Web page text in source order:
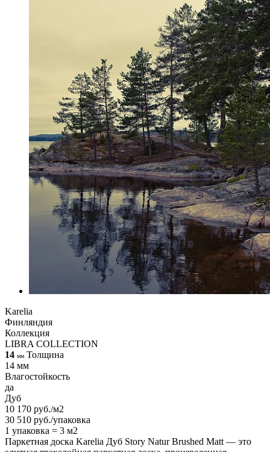
Karelia
Финляндия
Коллекция
LIBRA COLLECTION
14 мм Толщина
14 мм
Влагостойкость
да
Дуб
10 170 руб./м2
30 510 руб./упаковка
1 упаковка = 3 м2
Паркетная доска Karelia Дуб Story Natur Brushed Matt — это